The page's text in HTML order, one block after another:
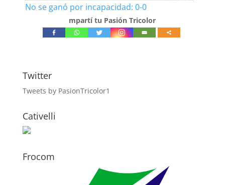
No se ganó por incapacidad: 0-0
mpartí tu Pasión Tricolor
Twitter
Tweets by PasionTricolor1
Cativelli
Frocom